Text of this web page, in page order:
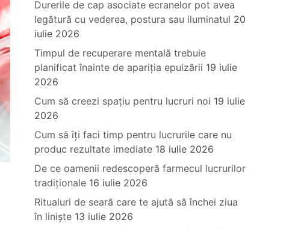
Durerile de cap asociate ecranelor pot avea
legătură cu vederea, postura sau iluminatul 20
iulie 2026
Timpul de recuperare mentală trebuie
planificat înainte de apariția epuizării 19 iulie
2026
Cum să creezi spațiu pentru lucruri noi 19 iulie
2026
Cum să îți faci timp pentru lucrurile care nu
produc rezultate imediate 18 iulie 2026
De ce oamenii redescoperă farmecul lucrurilor
tradiționale 16 iulie 2026
Ritualuri de seară care te ajută să închei ziua
în liniște 13 iulie 2026